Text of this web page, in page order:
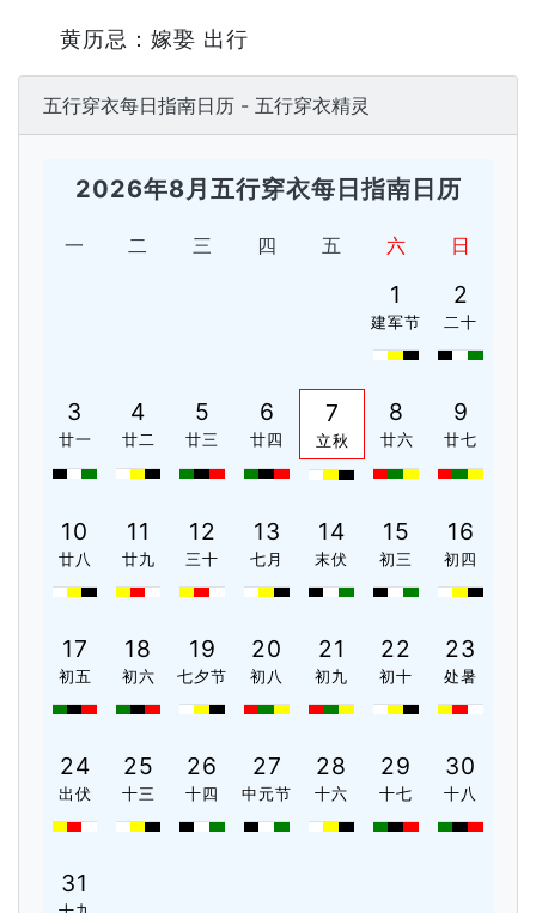
黄历忌：嫁娶 出行
五行穿衣每日指南日历 - 五行穿衣精灵
2026年8月五行穿衣每日指南日历
一 二 三 四 五 六 日
1
建军节
2
二十
3
廿一
4
廿二
5
廿三
6
廿四
7
立秋
8
廿六
9
廿七
10
廿八
11
廿九
12
三十
13
七月
14
末伏
15
初三
16
初四
17
初五
18
初六
19
七夕节
20
初八
21
初九
22
初十
23
处暑
24
出伏
25
十三
26
十四
27
中元节
28
十六
29
十七
30
十八
31